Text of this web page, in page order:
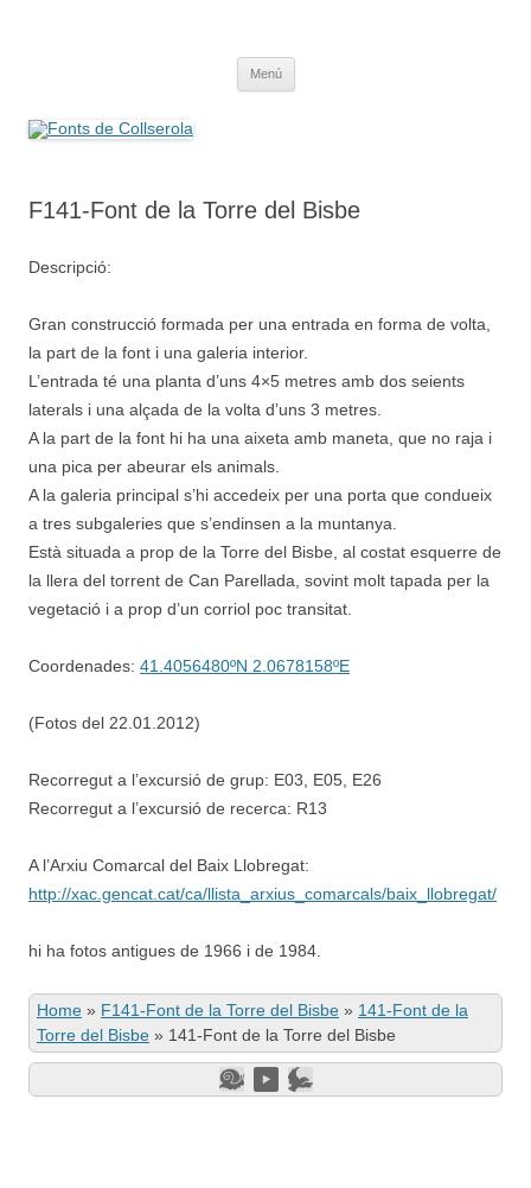
Menú
F141-Font de la Torre del Bisbe
Descripció:
Gran construcció formada per una entrada en forma de volta,
la part de la font i una galeria interior.
L’entrada té una planta d’uns 4×5 metres amb dos seients
laterals i una alçada de la volta d’uns 3 metres.
A la part de la font hi ha una aixeta amb maneta, que no raja i
una pica per abeurar els animals.
A la galeria principal s’hi accedeix per una porta que condueix
a tres subgaleries que s’endinsen a la muntanya.
Està situada a prop de la Torre del Bisbe, al costat esquerre de
la llera del torrent de Can Parellada, sovint molt tapada per la
vegetació i a prop d’un corriol poc transitat.
Coordenades: 41.4056480ºN 2.0678158ºE
(Fotos del 22.01.2012)
Recorregut a l’excursió de grup: E03, E05, E26
Recorregut a l’excursió de recerca: R13
A l’Arxiu Comarcal del Baix Llobregat:
http://xac.gencat.cat/ca/llista_arxius_comarcals/baix_llobregat/
hi ha fotos antigues de 1966 i de 1984.
Home » F141-Font de la Torre del Bisbe » 141-Font de la
Torre del Bisbe » 141-Font de la Torre del Bisbe